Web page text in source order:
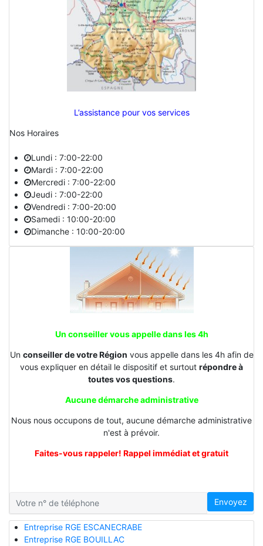
L’assistance pour vos services
Nos Horaires
Lundi : 7:00-22:00
Mardi : 7:00-22:00
Mercredi : 7:00-22:00
Jeudi : 7:00-22:00
Vendredi : 7:00-20:00
Samedi : 10:00-20:00
Dimanche : 10:00-20:00
Un conseiller vous appelle dans les 4h
Un conseiller de votre Région vous appelle dans les 4h afin de
vous expliquer en détail le dispositif et surtout répondre à
toutes vos questions.
Aucune démarche administrative
Nous nous occupons de tout, aucune démarche administrative
n'est à prévoir.
Faites-vous rappeler! Rappel immédiat et gratuit
Envoyez
Entreprise RGE ESCANECRABE
Entreprise RGE BOUILLAC